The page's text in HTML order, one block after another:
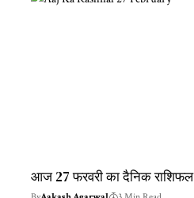
आज 27 फरवरी का दैनिक राशिफल